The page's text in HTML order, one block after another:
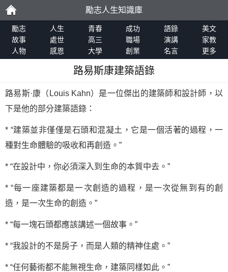
勵
志
勵志人生知識庫
勵志 人生 青春 成功 語錄
美文
故事
處世 高三 職場 演講
家教
人物
感恩 大學 創業 名言 更多
路易斯康建築語錄
路易斯·康（Louis Kahn）是一位傑出的建築師和設計師，以
下是他的部分建築語錄：
* “建築並非僅僅是石頭和混凝土，它是一個活著的過程，一
種對生命體驗的吸收和再創造。”
* “在設計中，你必須深入到生命的本質中去。”
* “每一座建築都是一次創造的過程，是一次從無到有的創
造，是一次生命的創造。”
* “每一塊石頭都應該講述一個故事。”
* “我設計的不是房子，而是人類的精神住處。”
* “任何藝術都不能無視生命，建築同樣如此。”